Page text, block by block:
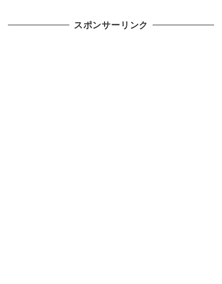
スポンサーリンク